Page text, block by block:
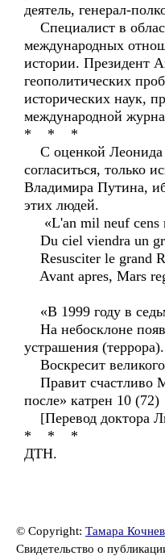
деятель, генерал-
Специалист в
международных
истории. Президент
геополитических
исторических наук,
международной
* * *
С оценкой
согласиться, только
Владимира Путина,
этих людей.
«L'an mil neuf cens
Du ciel viendra un
Resusciter le grand
Avant apres, Mars
«В 1999 году в
На небосклоне
устрашения (террора).
Воскресит
Правит счастливо
после» катрен 10 (72)
[Перевод доктора
* * *
ДТН.
© Copyright: Тамара
Свидетельство о